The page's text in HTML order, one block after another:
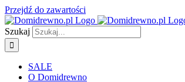
Przejdź do zawartości
Szukaj
SALE
O Domidrewno